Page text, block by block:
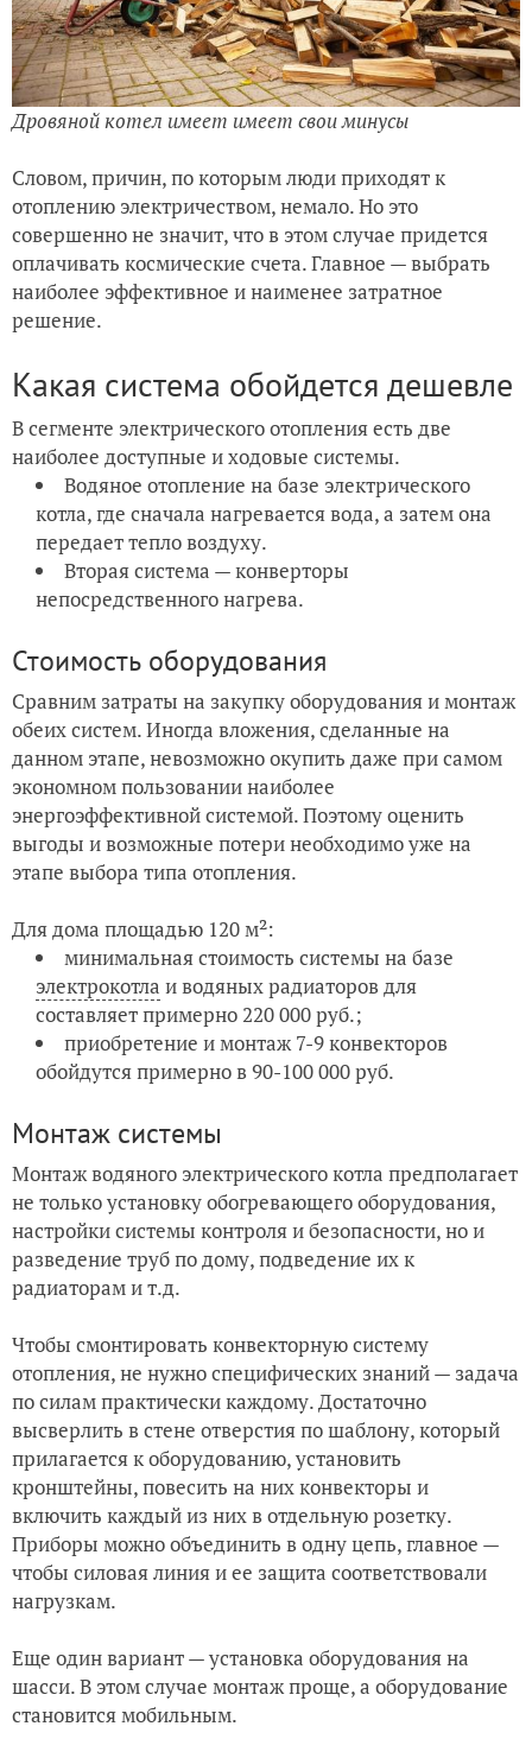
Дровяной котел имеет имеет свои минусы
Словом, причин, по которым люди приходят к
отоплению электричеством, немало. Но это
совершенно не значит, что в этом случае придется
оплачивать космические счета. Главное — выбрать
наиболее эффективное и наименее затратное
решение.
Какая система обойдется дешевле
В сегменте электрического отопления есть две
наиболее доступные и ходовые системы.
Водяное отопление на базе электрического
котла, где сначала нагревается вода, а затем она
передает тепло воздуху.
Вторая система — конверторы
непосредственного нагрева.
Стоимость оборудования
Сравним затраты на закупку оборудования и монтаж
обеих систем. Иногда вложения, сделанные на
данном этапе, невозможно окупить даже при самом
экономном пользовании наиболее
энергоэффективной системой. Поэтому оценить
выгоды и возможные потери необходимо уже на
этапе выбора типа отопления.
Для дома площадью 120 м²:
минимальная стоимость системы на базе
электрокотла и водяных радиаторов для
составляет примерно 220 000 руб.;
приобретение и монтаж 7-9 конвекторов
обойдутся примерно в 90-100 000 руб.
Монтаж системы
Монтаж водяного электрического котла предполагает
не только установку обогревающего оборудования,
настройки системы контроля и безопасности, но и
разведение труб по дому, подведение их к
радиаторам и т.д.
Чтобы смонтировать конвекторную систему
отопления, не нужно специфических знаний — задача
по силам практически каждому. Достаточно
высверлить в стене отверстия по шаблону, который
прилагается к оборудованию, установить
кронштейны, повесить на них конвекторы и
включить каждый из них в отдельную розетку.
Приборы можно объединить в одну цепь, главное —
чтобы силовая линия и ее защита соответствовали
нагрузкам.
Еще один вариант — установка оборудования на
шасси. В этом случае монтаж проще, а оборудование
становится мобильным.